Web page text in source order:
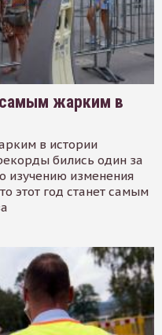
самым жарким в
в истории
бились один за
изучению изменения
этот год станет самым